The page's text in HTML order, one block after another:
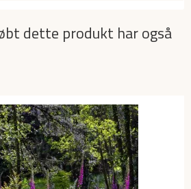
dette produkt har også